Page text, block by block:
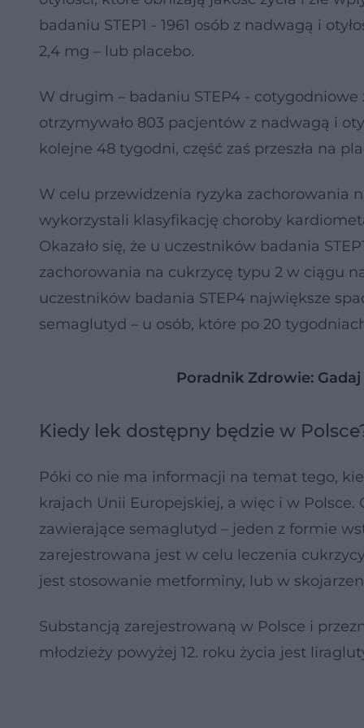
badaniu STEP1 - 1961 osób z nadwagą i
2,4 mg – lub placebo.
W drugim – badaniu STEP4 -
otrzymywało 803 pacjentów z nadwagą i
kolejne 48 tygodni, część zaś przeszła na
W celu przewidzenia ryzyka zachorowania
wykorzystali klasyfikację choroby
Okazało się, że u uczestników badania
zachorowania na cukrzycę typu 2 w ciągu
uczestników badania STEP4 największe
semaglutyd – u osób, które po 20
Poradnik Zdrowie: Gadaj
Kiedy lek dostępny będzie w
Póki co nie ma informacji na temat tego,
krajach Unii Europejskiej, a więc i w
zawierające semaglutyd – jeden z formie
zarejestrowana jest w celu leczenia
jest stosowanie metforminy, lub w
Substancją zarejestrowaną w Polsce i
młodzieży powyżej 12. roku życia jest